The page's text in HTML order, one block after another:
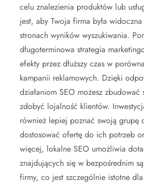
celu znalezienia produktów lub
jest, aby Twoja firma była
stronach wyników wyszukiwania.
długoterminowa strategia
efekty przez dłuższy czas w
kampanii reklamowych. Dzięki
działaniom SEO możesz zbudować
zdobyć lojalność klientów.
również lepiej poznać swoją grupę
dostosować ofertę do ich potrzeb
więcej, lokalne SEO umożliwia
znajdujących się w bezpośrednim
firmy, co jest szczególnie istotne